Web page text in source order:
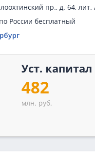
пр., д. 64, лит.
России бесплатный
Уст. капитал
482
млн. руб.